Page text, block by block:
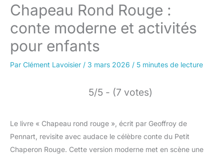
Chapeau Rond Rouge :
conte moderne et activités
pour enfants
Par Clément Lavoisier / 3 mars 2026 / 5 minutes de lecture
5/5 - (7 votes)
Le livre « Chapeau rond rouge », écrit par Geoffroy de
Pennart, revisite avec audace le célèbre conte du Petit
Chaperon Rouge. Cette version moderne met en scène une